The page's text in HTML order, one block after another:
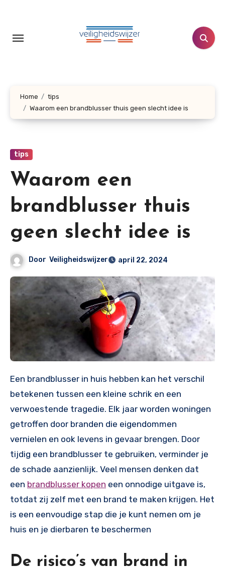
inhoud
Home
tips
Waarom een brandblusser thuis geen slecht idee is
tips
Waarom een
brandblusser thuis
geen slecht idee is
Door Veiligheidswijzer april 22, 2024
Een brandblusser in huis hebben kan het verschil
betekenen tussen een kleine schrik en een
verwoestende tragedie. Elk jaar worden woningen
getroffen door branden die eigendommen
vernielen en ook levens in gevaar brengen. Door
tijdig een brandblusser te gebruiken, verminder je
de schade aanzienlijk. Veel mensen denken dat
een brandblusser kopen een onnodige uitgave is,
totdat zij zelf met een brand te maken krijgen. Het
is een eenvoudige stap die je kunt nemen om je
huis en je dierbaren te beschermen
De risico’s van brand in